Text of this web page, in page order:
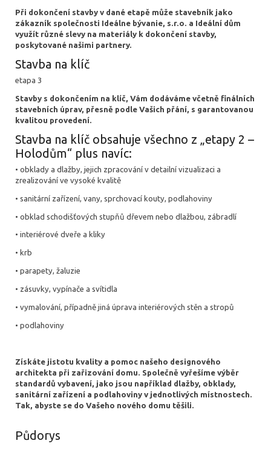
Při dokončení stavby v dané etapě může stavebník jako
zákazník společnosti Ideálne bývanie, s.r.o. a Ideální dům
využít různé slevy na materiály k dokončení stavby,
poskytované našimi partnery.
Stavba na klíč
etapa 3
Stavby s dokončením na klíč, Vám dodáváme včetně finálních
stavebních úprav, přesně podle Vašich přání, s garantovanou
kvalitou provedení.
Stavba na klíč obsahuje všechno z „etapy 2 –
Holodům“ plus navíc:
• obklady a dlažby, jejich zpracování v detailní vizualizaci a
zrealizování ve vysoké kvalitě
• sanitární zařízení, vany, sprchovací kouty, podlahoviny
• obklad schodišťových stupňů dřevem nebo dlažbou, zábradlí
• interiérové dveře a kliky
• krb
• parapety, žaluzie
• zásuvky, vypínače a svítidla
• vymalování, případně jiná úprava interiérových stěn a stropů
• podlahoviny
Získáte jistotu kvality a pomoc našeho designového
architekta při zařizování domu. Společně vyřešíme výběr
standardů vybavení, jako jsou například dlažby, obklady,
sanitární zařízení a podlahoviny v jednotlivých místnostech.
Tak, abyste se do Vašeho nového domu těšili.
Půdorys